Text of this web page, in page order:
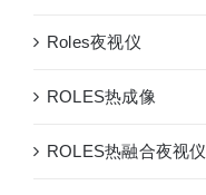
Roles夜视仪
ROLES热成像
ROLES热融合夜视仪